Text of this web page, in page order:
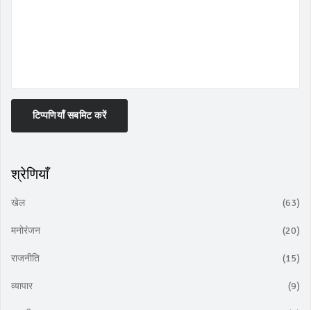
टिप्पणियाँ सबमिट करें
श्रेणियाँ
खेल (63)
मनोरंजन (20)
राजनीति (15)
व्यापार (9)